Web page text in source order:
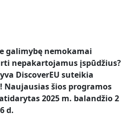
galimybę nemokamai
nepakartojamus įspūdžius?
DiscoverEU suteikia
šios programos
2025 m. balandžio 2
d.